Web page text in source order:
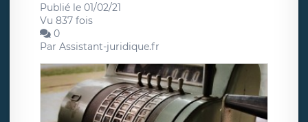
Publié le 01/02/21
Vu 837 fois
0
Par Assistant-juridique.fr